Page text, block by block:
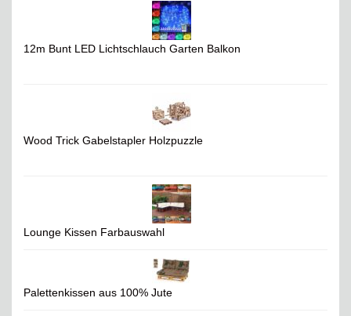
12m Bunt LED Lichtschlauch Garten Balkon
Wood Trick Gabelstapler Holzpuzzle
Lounge Kissen Farbauswahl
Palettenkissen aus 100% Jute